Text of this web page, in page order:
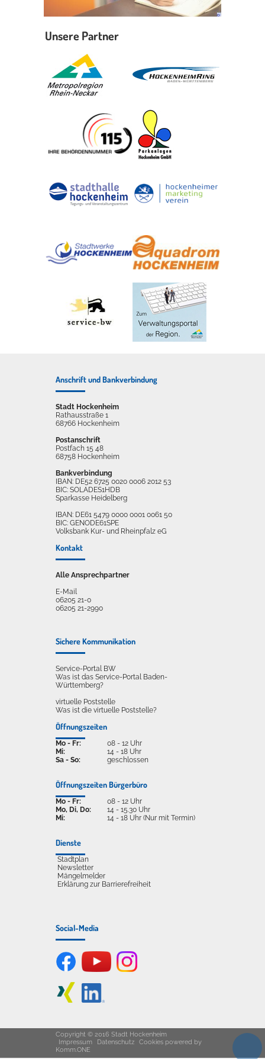
Unsere Partner
Anschrift und Bankverbindung
Stadt Hockenheim
Rathausstraße 1
68766 Hockenheim
Postanschrift
Postfach 15 48
68758 Hockenheim
Bankverbindung
IBAN: DE52 6725 0020 0006 2012 53
BIC: SOLADES1HDB
Sparkasse Heidelberg
IBAN: DE61 5479 0000 0001 0061 50
BIC: GENODE61SPE
Volksbank Kur- und Rheinpfalz eG
Kontakt
Alle Ansprechpartner
E-Mail
06205 21-0
06205 21-2990
Sichere Kommunikation
Service-Portal BW
Was ist das Service-Portal Baden-
Württemberg?
virtuelle Poststelle
Was ist die virtuelle Poststelle?
Öffnungszeiten
Mo - Fr:
Mi:
Sa - So:
08 - 12 Uhr
14 - 18 Uhr
geschlossen
Öffnungszeiten Bürgerbüro
Mo - Fr:
Mo, Di, Do:
Mi:
08 - 12 Uhr
14 - 15.30 Uhr
14 - 18 Uhr (Nur mit Termin)
Dienste
Stadtplan
Newsletter
Mängelmelder
Erklärung zur Barrierefreiheit
Social-Media
Copyright © 2016 Stadt Hockenheim
Impressum
Datenschutz Cookies powered by
Komm.ONE